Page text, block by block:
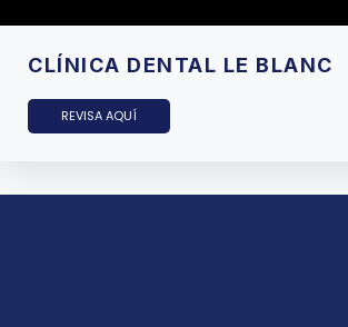
CLÍNICA DENTAL LE BLANC
REVISA AQUÍ